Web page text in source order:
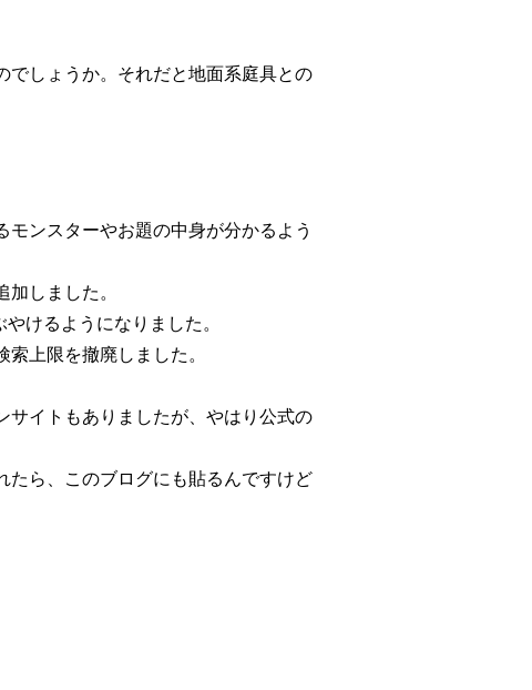
でしょうか。それだと地面系庭具との
モンスターやお題の中身が分かるよう
加しました。
けるようになりました。
上限を撤廃しました。
サイトもありましたが、やはり公式の
たら、このブログにも貼るんですけど